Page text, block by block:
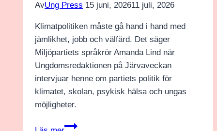
AvUng Press 15 juni, 202611 juli, 2026
Klimatpolitiken måste gå hand i hand med
jämlikhet, jobb och välfärd. Det säger
Miljöpartiets språkrör Amanda Lind när
Ungdomsredaktionen på Järvaveckan
intervjuar henne om partiets politik för
klimatet, skolan, psykisk hälsa och ungas
möjligheter.
Amanda